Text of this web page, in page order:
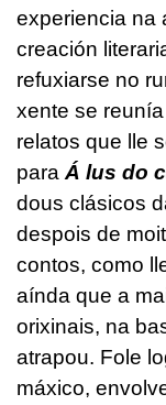
experiencia na
creación
refuxiarse no
xente se
relatos que lle
para Á lus do
dous clásicos
despois de
contos, como
aínda que a
orixinais, na
atrapou. Fole
máxico,